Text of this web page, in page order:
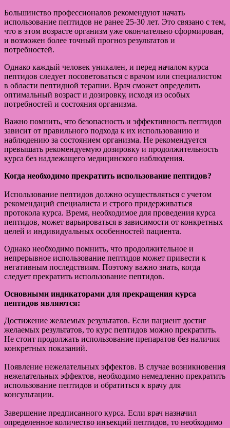
Большинство профессионалов рекомендуют начать
использование пептидов не ранее 25-30 лет. Это связано с тем,
что в этом возрасте организм уже окончательно сформирован,
и возможен более точный прогноз результатов и
потребностей.
Однако каждый человек уникален, и перед началом курса
пептидов следует посоветоваться с врачом или специалистом
в области пептидной терапии. Врач сможет определить
оптимальный возраст и дозировку, исходя из особых
потребностей и состояния организма.
Важно помнить, что безопасность и эффективность пептидов
зависит от правильного подхода к их использованию и
наблюдению за состоянием организма. Не рекомендуется
превышать рекомендуемую дозировку и продолжительность
курса без надлежащего медицинского наблюдения.
Когда необходимо прекратить использование пептидов?
Использование пептидов должно осуществляться с учетом
рекомендаций специалиста и строго придерживаться
протокола курса. Время, необходимое для проведения курса
пептидов, может варьироваться в зависимости от конкретных
целей и индивидуальных особенностей пациента.
Однако необходимо помнить, что продолжительное и
непрерывное использование пептидов может привести к
негативным последствиям. Поэтому важно знать, когда
следует прекратить использование пептидов.
Основными индикаторами для прекращения курса
пептидов являются:
Достижение желаемых результатов. Если пациент достиг
желаемых результатов, то курс пептидов можно прекратить.
Не стоит продолжать использование препаратов без наличия
конкретных показаний.
Появление нежелательных эффектов. В случае возникновения
нежелательных эффектов, необходимо немедленно прекратить
использование пептидов и обратиться к врачу для
консультации.
Завершение предписанного курса. Если врач назначил
определенное количество инъекций пептидов, то необходимо